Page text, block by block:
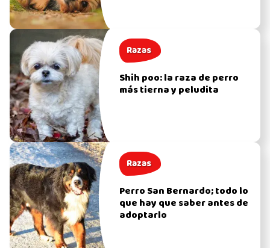
Razas
Shih poo: la raza de perro
más tierna y peludita
Razas
Perro San Bernardo; todo lo
que hay que saber antes de
adoptarlo